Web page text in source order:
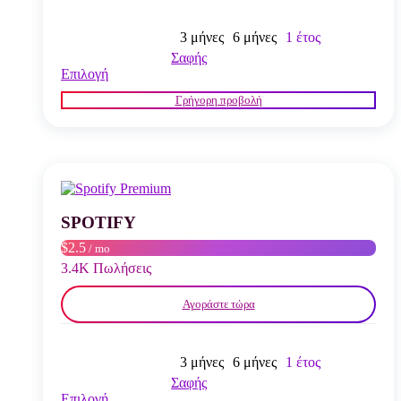
3 μήνες 6 μήνες
1 έτος
Σαφής
ΕπιλογήΑυτό
το
προϊόν
επιλογές
να
στη
σελίδα
του
Γρήγορη προβολή
SPOTIFY
$2.5 / mo
3.4K Πωλήσεις
Αγοράστε τώρα
3 μήνες 6 μήνες
1 έτος
Σαφής